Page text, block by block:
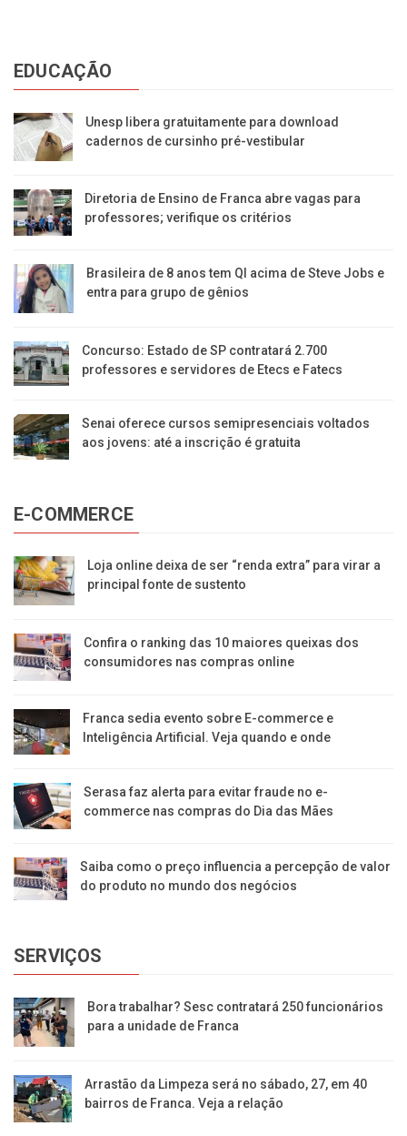
EDUCAÇÃO
Unesp libera gratuitamente para download
cadernos de cursinho pré-vestibular
Diretoria de Ensino de Franca abre vagas para
professores; verifique os critérios
Brasileira de 8 anos tem QI acima de Steve Jobs e
entra para grupo de gênios
Concurso: Estado de SP contratará 2.700
professores e servidores de Etecs e Fatecs
Senai oferece cursos semipresenciais voltados
aos jovens: até a inscrição é gratuita
E-COMMERCE
Loja online deixa de ser “renda extra” para virar a
principal fonte de sustento
Confira o ranking das 10 maiores queixas dos
consumidores nas compras online
Franca sedia evento sobre E-commerce e
Inteligência Artificial. Veja quando e onde
Serasa faz alerta para evitar fraude no e-
commerce nas compras do Dia das Mães
Saiba como o preço influencia a percepção de valor
do produto no mundo dos negócios
SERVIÇOS
Bora trabalhar? Sesc contratará 250 funcionários
para a unidade de Franca
Arrastão da Limpeza será no sábado, 27, em 40
bairros de Franca. Veja a relação